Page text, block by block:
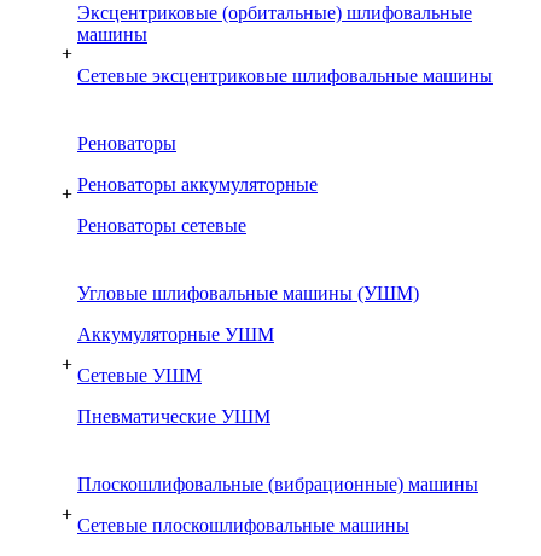
+
Эксцентриковые (орбитальные) шлифовальные
машины
Сетевые эксцентриковые шлифовальные машины
+
Реноваторы
Реноваторы аккумуляторные
Реноваторы сетевые
+
Угловые шлифовальные машины (УШМ)
Аккумуляторные УШМ
Сетевые УШМ
Пневматические УШМ
+
Плоскошлифовальные (вибрационные) машины
Сетевые плоскошлифовальные машины